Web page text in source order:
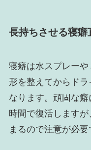
長持ちさせる寝
寝癖は水スプレー
形を整えてからド
なります。頑固な
時間で復活します
まるので注意が必要